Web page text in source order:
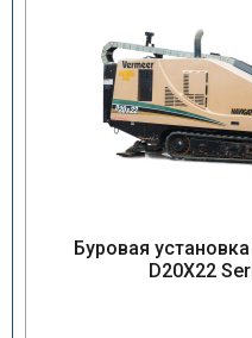
Буровая
D20X22